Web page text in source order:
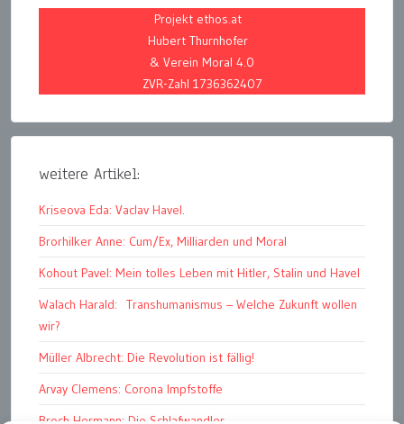
Projekt ethos.at
Hubert Thurnhofer
& Verein Moral 4.0
ZVR-Zahl 1736362407
weitere Artikel:
Kriseova Eda: Vaclav Havel.
Brorhilker Anne: Cum/Ex, Milliarden und Moral
Kohout Pavel: Mein tolles Leben mit Hitler, Stalin und Havel
Walach Harald: Transhumanismus – Welche Zukunft wollen
wir?
Müller Albrecht: Die Revolution ist fällig!
Arvay Clemens: Corona Impfstoffe
Broch Hermann: Die Schlafwandler